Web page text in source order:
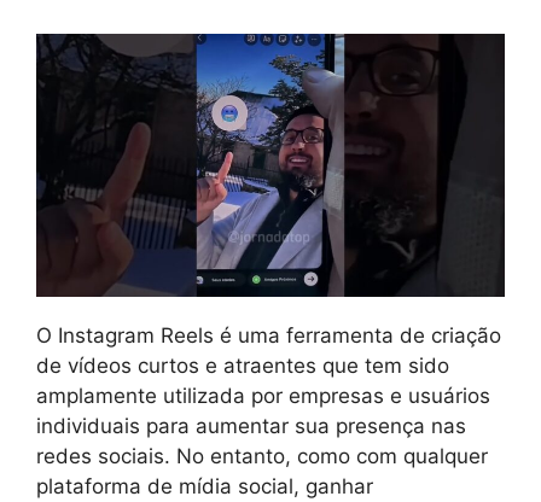
O Instagram Reels é uma ferramenta de criação
de vídeos curtos e atraentes que tem sido
amplamente utilizada por empresas e usuários
individuais para aumentar sua presença nas
redes sociais. No entanto, como com qualquer
plataforma de mídia social, ganhar